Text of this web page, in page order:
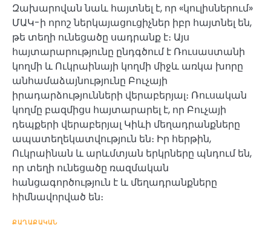
Զախարովան նաև հայտնել է, որ «կուլիսներում»
ՄԱԿ-ի որոշ ներկայացուցիչներ իբր հայտնել են,
թե տեղի ունեցածը սադրանք է։ Այս
հայտարարությունը ընդգծում է Ռուսաստանի
կողմի և Ուկրաինայի կողմի միջև առկա խորը
անհամաձայնությունը Բուչայի
իրադարձությունների վերաբերյալ։ Ռուսական
կողմը բազմիցս հայտարարել է, որ Բուչայի
դեպքերի վերաբերյալ Կիևի մեղադրանքները
ապատեղեկատվություն են։ Իր հերթին,
Ուկրաինան և արևմտյան երկրները պնդում են,
որ տեղի ունեցածը ռազմական
հանցագործություն է և մեղադրանքները
հիմնավորված են։
ՔԱՂԱՔԱԿԱՆ